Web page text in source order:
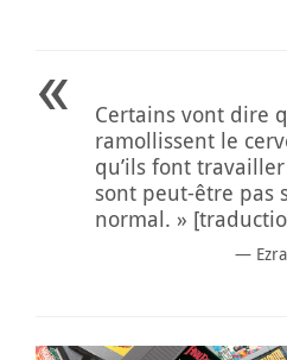
Certains vont dire
ramollissent le
qu’ils font
sont peut-être pas
normal. »